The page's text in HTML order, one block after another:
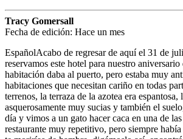
Tracy Gomersall
Fecha de edición: Hace un mes
EspañolAcabo de regresar de aquí el 31 de
reservamos este hotel para nuestro aniversario
habitación daba al puerto, pero estaba muy
habitaciones que necesitan cariño en todas
terrenos, la terraza de la azotea era espantosa,
asquerosamente muy sucias y también el
día y vimos a un gato hacer caca en una de las
restaurante muy repetitivo, pero siempre